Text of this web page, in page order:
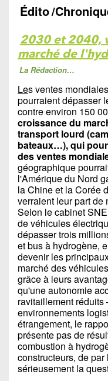
Édito/
2030 et 2040,
marché de
La Rédaction…
Les ventes
pourraient dépasser
contre environ 150
croissance du
transport lourd
bateaux…), qui
des ventes
géographique
l'Amérique du Nord
la Chine et la Corée
verraient leur part de
Selon le cabinet
de véhicules
dépasser trois
et bus à hydrogène,
devenir les
marché des
grâce à leurs
qu'une autonomie
ravitaillement
environnements
étrangement, le
présente pas de
combustion à
constructeurs, de
sérieusement la